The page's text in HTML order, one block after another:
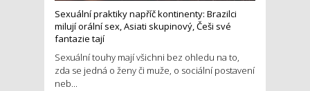
Sexuální praktiky napříč kontinenty: Brazilci
milují orální sex, Asiati skupinový, Češi své
fantazie tají
Sexuální touhy mají všichni bez ohledu na to,
zda se jedná o ženy či muže, o sociální postavení
neb...